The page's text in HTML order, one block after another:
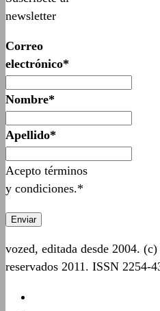
newsletter
Correo
electrónico*
Nombre*
Apellido*
Acepto términos
y condiciones.*
vozed, editada desde 2004.
reservados 2011. ISSN 2254-